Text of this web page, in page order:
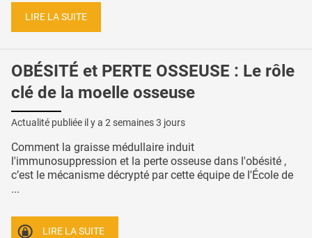
LIRE LA SUITE
OBÉSITÉ et PERTE OSSEUSE : Le rôle
clé de la moelle osseuse
Actualité publiée il y a 2 semaines 3 jours
Comment la graisse médullaire induit
l'immunosuppression et la perte osseuse dans l'obésité ,
c’est le mécanisme décrypté par cette équipe de l'École de
...
LIRE LA SUITE